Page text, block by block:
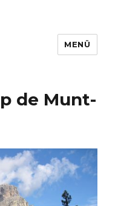
MENÜ
de Munt-